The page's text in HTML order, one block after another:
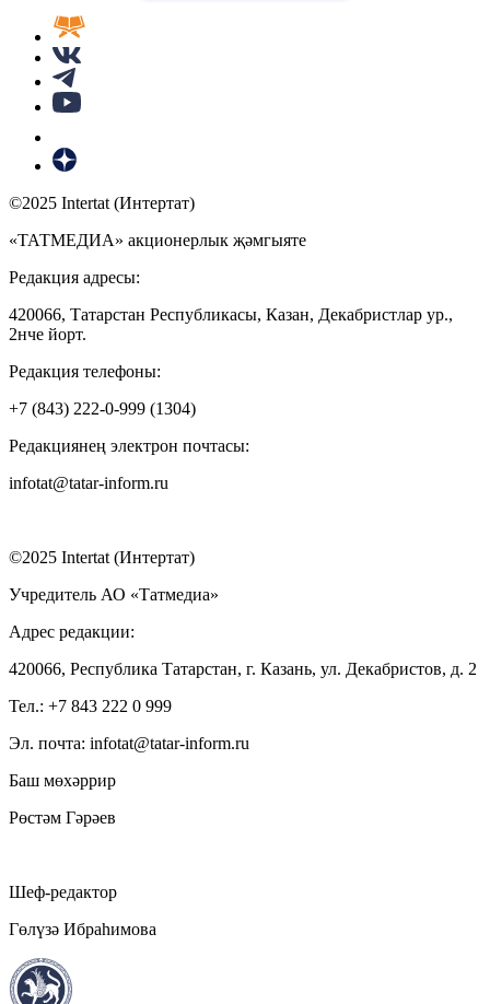
©2025 Intertat (Интертат)
«ТАТМЕДИА» акционерлык җәмгыяте
Редакция адресы:
420066, Татарстан Республикасы, Казан, Декабристлар ур.,
2нче йорт.
Редакция телефоны:
+7 (843) 222-0-999 (1304)
Редакциянең электрон почтасы:
infotat@tatar-inform.ru
©2025 Intertat (Интертат)
Учредитель АО «Татмедиа»
Адрес редакции:
420066, Республика Татарстан, г. Казань, ул. Декабристов, д. 2
Тел.: +7 843 222 0 999
Эл. почта: infotat@tatar-inform.ru
Баш мөхәррир
Рөстәм Гәрәев
Шеф-редактор
Гөлүзә Ибраһимова